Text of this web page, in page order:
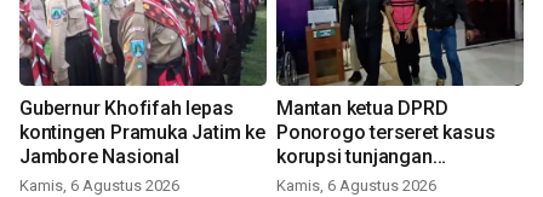
Gubernur Khofifah lepas
kontingen Pramuka Jatim ke
Jambore Nasional
Kamis, 6 Agustus 2026
Mantan ketua DPRD
Ponorogo terseret kasus
korupsi tunjangan
perumahan
Kamis, 6 Agustus 2026